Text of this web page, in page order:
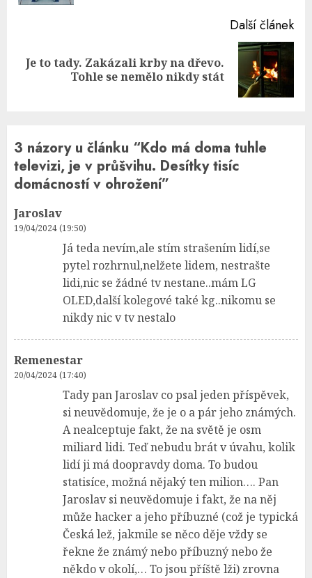
Další článek
Next
Je to tady. Zakázali krby na dřevo.
Tohle se nemělo nikdy stát
3 názory u článku “Kdo má doma tuhle
televizi, je v průšvihu. Desítky tisíc
domácností v ohrožení”
Jaroslav
19/04/2024 (19:50)
Já teda nevím,ale stím strašením lidí,se
pytel rozhrnul,nelžete lidem, nestrašte
lidi,nic se žádné tv nestane..mám LG
OLED,další kolegové také kg..nikomu se
nikdy nic v tv nestalo
Remenestar
20/04/2024 (17:40)
Tady pan Jaroslav co psal jeden příspěvek,
si neuvědomuje, že je o a pár jeho známých.
A nealceptuje fakt, že na světě je osm
miliard lidi. Teď nebudu brát v úvahu, kolik
lidí ji má doopravdy doma. To budou
statisíce, možná nějaký ten milion…. Pan
Jaroslav si neuvědomuje i fakt, že na něj
může hacker a jeho příbuzné (což je typická
Česká lež, jakmile se něco děje vždy se
řekne že známý nebo příbuzný nebo že
někdo v okolí,… To jsou příště lži) zrovna